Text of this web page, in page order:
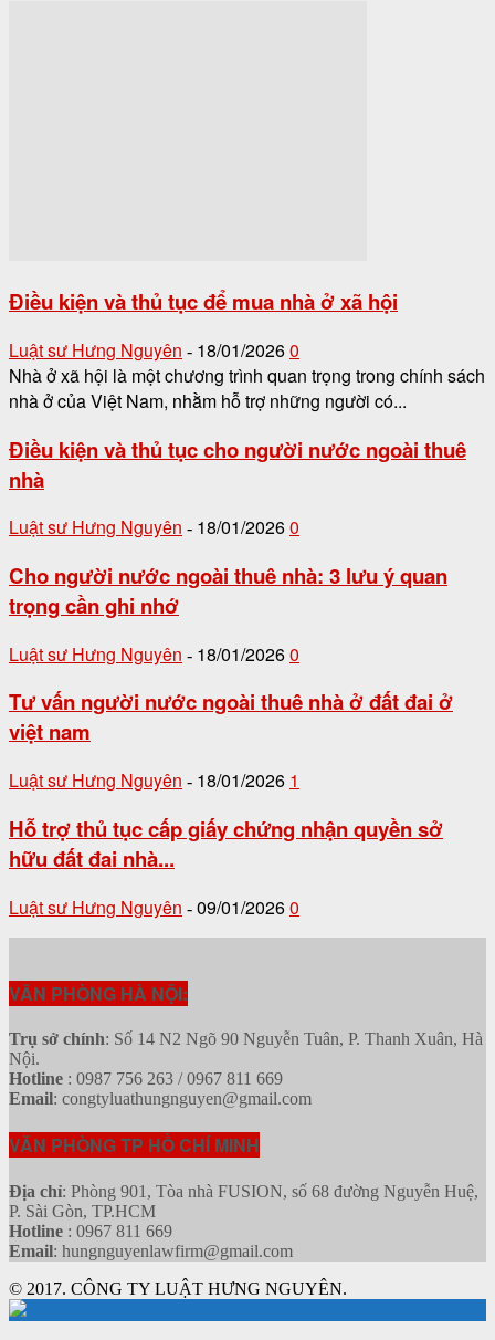
Điều kiện và thủ tục để mua nhà ở xã hội
Luật sư Hưng Nguyên - 18/01/20260
Nhà ở xã hội là một chương trình quan trọng trong chính sách
nhà ở của Việt Nam, nhằm hỗ trợ những người có...
Điều kiện và thủ tục cho người nước ngoài thuê
nhà
Luật sư Hưng Nguyên - 18/01/20260
Cho người nước ngoài thuê nhà: 3 lưu ý quan
trọng cần ghi nhớ
Luật sư Hưng Nguyên - 18/01/20260
Tư vấn người nước ngoài thuê nhà ở đất đai ở
việt nam
Luật sư Hưng Nguyên - 18/01/2026 1
Hỗ trợ thủ tục cấp giấy chứng nhận quyền sở
hữu đất đai nhà...
Luật sư Hưng Nguyên - 09/01/20260
VĂN PHÒNG HÀ NỘI:
Trụ sở chính: Số 14 N2 Ngõ 90 Nguyễn Tuân, P. Thanh Xuân, Hà
Nội.
Hotline : 0987 756 263 / 0967 811 669
Email: congtyluathungnguyen@gmail.com
VĂN PHÒNG TP HỒ CHÍ MINH
Địa chỉ: Phòng 901, Tòa nhà FUSION, số 68 đường Nguyễn Huệ,
P. Sài Gòn, TP.HCM
Hotline : 0967 811 669
Email: hungnguyenlawfirm@gmail.com
© 2017. CÔNG TY LUẬT HƯNG NGUYÊN.